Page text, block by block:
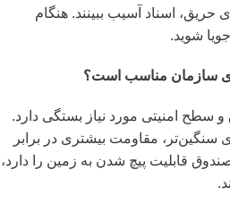
اسناد آسیب ببینند. هنگام
شوید.
و سطح امنیتی مورد نیاز بستگی دارد.
سنگین‌تر، مقاومت بیشتری در برابر
قابلیت پیچ شدن به زمین را دارد،